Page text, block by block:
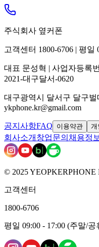
주식회사 옆커폰
고객센터 1800-6706 | 평
대표 문성혁 | 사업자등록
2021-대구달서-0620
대구광역시 달서구 달구벌
ykphone.kr@gmail.com
공지사항FAQ 이용약관 개
회사소개 창업문의 채용정보
© 2025 YEOPKERPHONE
고객센터
1800-6706
평일 09:00 - 17:00 (주말/